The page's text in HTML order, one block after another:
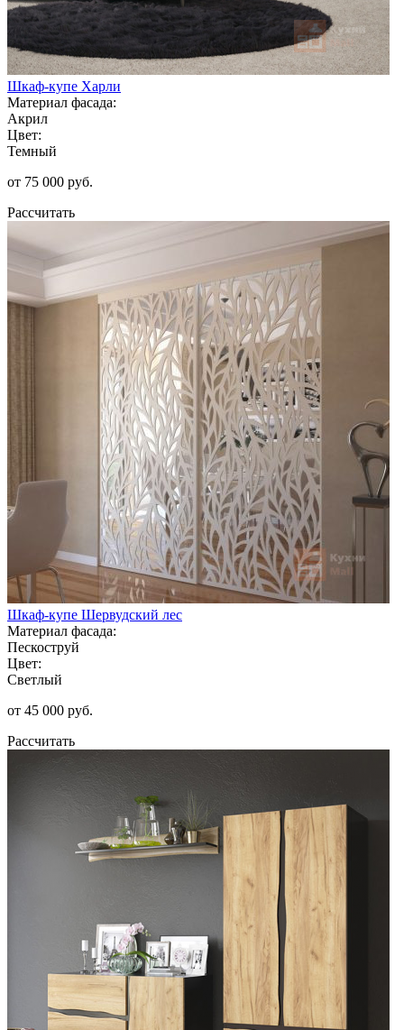
Шкаф-купе Харли
Материал фасада:
Акрил
Цвет:
Темный
от 75 000 руб.
Рассчитать
Шкаф-купе Шервудский лес
Материал фасада:
Пескоструй
Цвет:
Светлый
от 45 000 руб.
Рассчитать